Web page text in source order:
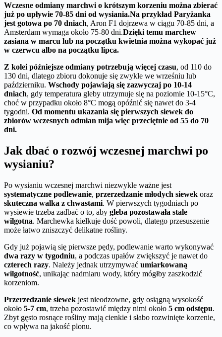
Wczesne odmiany marchwi o krótszym korzeniu można zbierać
już po upływie 70-85 dni od wysiania.Na przykład Paryżanka
jest gotowa po 70 dniach, Aron F1 dojrzewa w ciągu 70-85 dni, a
Amsterdam wymaga około 75-80 dni.Dzięki temu marchew
zasiana w marcu lub na początku kwietnia można wykopać już
w czerwcu albo na początku lipca.
Z kolei późniejsze odmiany potrzebują więcej czasu, od 110 do
130 dni, dlatego zbioru dokonuje się zwykle we wrześniu lub
październiku. Wschody pojawiają się zazwyczaj po 10-14
dniach, gdy temperatura gleby utrzymuje się na poziomie 10-15°C,
choć w przypadku około 8°C mogą opóźnić się nawet do 3-4
tygodni. Od momentu ukazania się pierwszych siewek do
zbiorów wczesnych odmian mija więc przeciętnie od 55 do 70
dni.
Jak dbać o rozwój wczesnej marchwi po
wysianiu?
Po wysianiu wczesnej marchwi niezwykle ważne jest
systematyczne podlewanie, przerzedzanie młodych siewek oraz
skuteczna walka z chwastami. W pierwszych tygodniach po
wysiewie trzeba zadbać o to, aby gleba pozostawała stale
wilgotna. Marchewka kiełkuje dość powoli, dlatego przesuszenie
może łatwo zniszczyć delikatne rośliny.
Gdy już pojawią się pierwsze pędy, podlewanie warto wykonywać
dwa razy w tygodniu, a podczas upałów zwiększyć je nawet do
czterech razy. Należy jednak utrzymywać umiarkowaną
wilgotność, unikając nadmiaru wody, który mógłby zaszkodzić
korzeniom.
Przerzedzanie siewek jest nieodzowne, gdy osiągną wysokość
około 5-7 cm, trzeba pozostawić między nimi około 5 cm odstępu.
Zbyt gęsto rosnące rośliny mają cienkie i słabo rozwinięte korzenie,
co wpływa na jakość plonu.